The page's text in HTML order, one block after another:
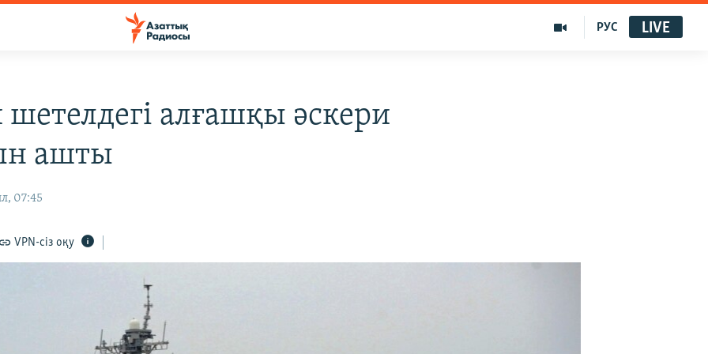
РУС LIVE
алғашқы әскери
ашты
07:45
VPN-сіз оқу